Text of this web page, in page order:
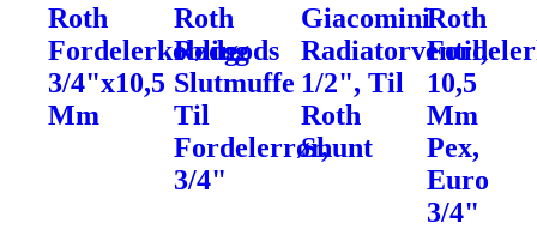
Roth
Fordelerkobling
3/4"x10,5
Mm
Roth
Rødgods
Slutmuffe
Til
Fordelerrør,
3/4"
Giacomini
Radiatorventil,
1/2", Til
Roth
Shunt
Roth
10,5
Mm
Pex,
Euro
3/4"